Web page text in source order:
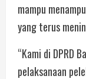
mampu
yang terus
“Kami di DPRD
pelaksanaan